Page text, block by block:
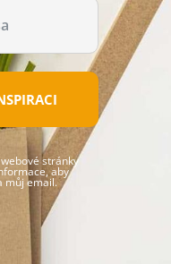
stránky
aby
můj email.